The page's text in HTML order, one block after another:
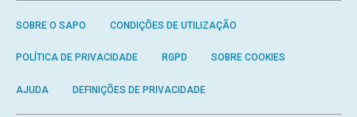
SOBRE O SAPO CONDIÇÕES DE UTILIZAÇÃO
POLÍTICA DE PRIVACIDADE RGPD SOBRE COOKIES
AJUDA DEFINIÇÕES DE PRIVACIDADE